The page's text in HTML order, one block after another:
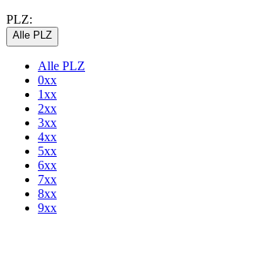
PLZ:
Alle PLZ
Alle PLZ
0xx
1xx
2xx
3xx
4xx
5xx
6xx
7xx
8xx
9xx